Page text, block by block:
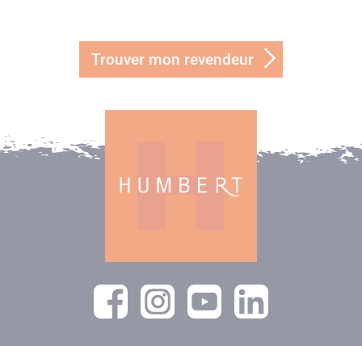
Trouver mon revendeur